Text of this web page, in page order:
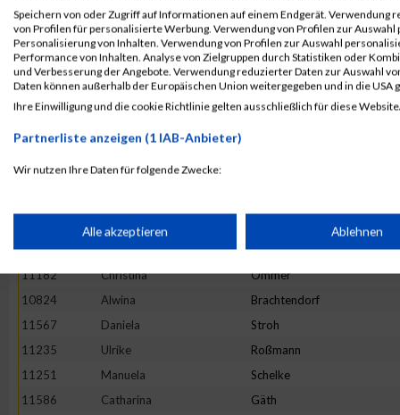
11419
Tamara Reinwald
11731
Simone Langen
11837
Verena Rensmeyer
11406
Stefanie Züls
10806
Sarah
Miriam
11644
Magdalena Wettberg
11182
Christina Ommer
10824
Alwina Brachtendorf
11567
Daniela Stroh
11235
Ulrike Roßmann
11251
Manuela Schelke
11586
Catharina Gäth
Speichern von oder Zugriff auf Informationen auf einem Endgerät. Verwendung
von Profilen für personalisierte Werbung. Verwendung von Profilen zur
Personalisierung von Inhalten. Verwendung von Profilen zur Auswahl
Performance von Inhalten. Analyse von Zielgruppen durch Statistiken oder
und Verbesserung der Angebote. Verwendung reduzierter Daten zur Auswahl
Daten können außerhalb der Europäischen Union weitergegeben und in die USA
Ihre Einwilligung und die cookie Richtlinie gelten ausschließlich für diese
Partnerliste anzeigen (1 IAB-Anbieter)
Wir nutzen Ihre Daten für folgende Zwecke:
Speichern von oder Zugriff auf Informationen auf einem
Verwendung reduzierter Daten zur Auswahl von Werbeanzeigen
Verwendung von Profilen zur Auswahl personalisierter Werbung
Alle akzeptieren Ablehnen